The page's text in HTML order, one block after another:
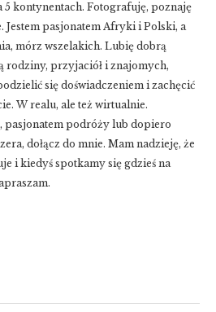
5 kontynentach. Fotografuję, poznaję
pasjonatem Afryki i Polski, a
mórz wszelakich. Lubię dobrą
rodziny, przyjaciół i znajomych,
się doświadczeniem i zachęcić
W realu, ale też wirtualnie.
pasjonatem podróży lub dopiero
dołącz do mnie. Mam nadzieję, że
i kiedyś spotkamy się gdzieś na